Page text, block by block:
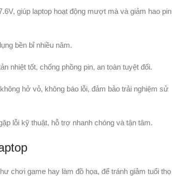
giúp laptop hoạt động mượt mà và giảm hao pin
bền bỉ nhiều năm.
nhiệt tốt, chống phồng pin, an toàn tuyệt đối.
hở vỏ, không báo lỗi, đảm bảo trải nghiệm sử
lỗi kỹ thuật, hỗ trợ nhanh chóng và tận tâm.
chơi game hay làm đồ họa, để tránh giảm tuổi thọ